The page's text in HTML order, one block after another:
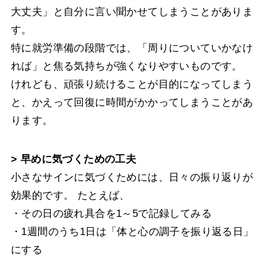
大丈夫」と自分に言い聞かせてしまうことがありま
す。
特に就労準備の段階では、「周りについていかなけ
れば」と焦る気持ちが強くなりやすいものです。
けれども、頑張り続けることが目的になってしまう
と、かえって回復に時間がかかってしまうことがあ
ります。
> 早めに気づくための工夫
小さなサインに気づくためには、日々の振り返りが
効果的です。 たとえば、
・その日の疲れ具合を1～5で記録してみる
・1週間のうち1日は「体と心の調子を振り返る日」
にする